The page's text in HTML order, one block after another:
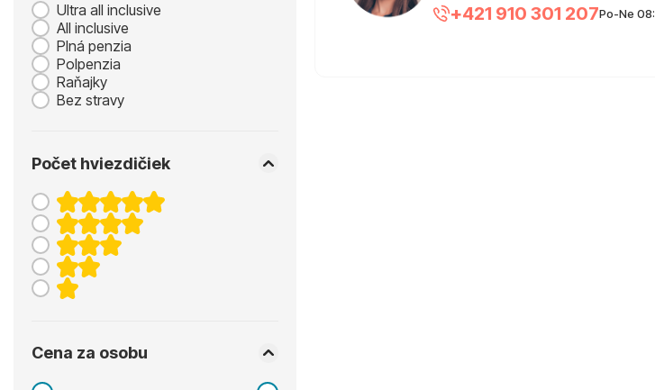
Ultra all inclusive
All inclusive
Plná penzia
Polpenzia
Raňajky
Bez stravy
Počet hviezdičiek
Cena za osobu
+421 910 301 207Po-Ne